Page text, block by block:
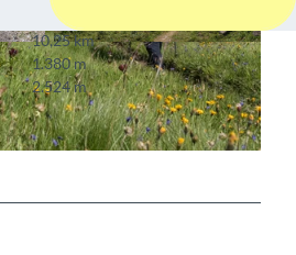
© Berner Wanderwege
10,25 km
1.380 m
2.524 m